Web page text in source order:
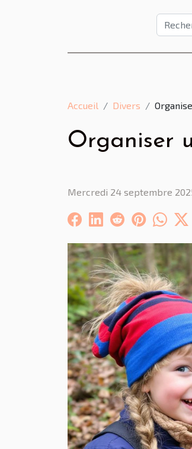
Accueil Divers
Organiser
Mercredi 24 septembre